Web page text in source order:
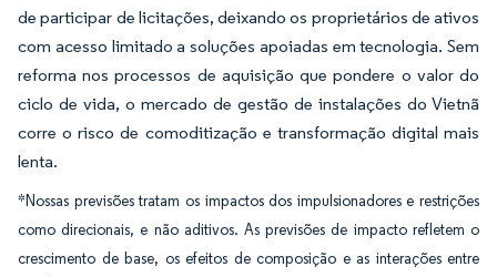
de participar de licitações, deixando os proprietários de ativos
com acesso limitado a soluções apoiadas em tecnologia. Sem
reforma nos processos de aquisição que pondere o valor do
ciclo de vida, o mercado de gestão de instalações do Vietnã
corre o risco de comoditização e transformação digital mais
lenta.
*Nossas previsões tratam os impactos dos impulsionadores e restrições
como direcionais, e não aditivos. As previsões de impacto refletem o
crescimento de base, os efeitos de composição e as interações entre